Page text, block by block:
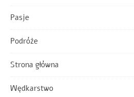
Pasje
Podróże
Strona główna
Wędkarstwo